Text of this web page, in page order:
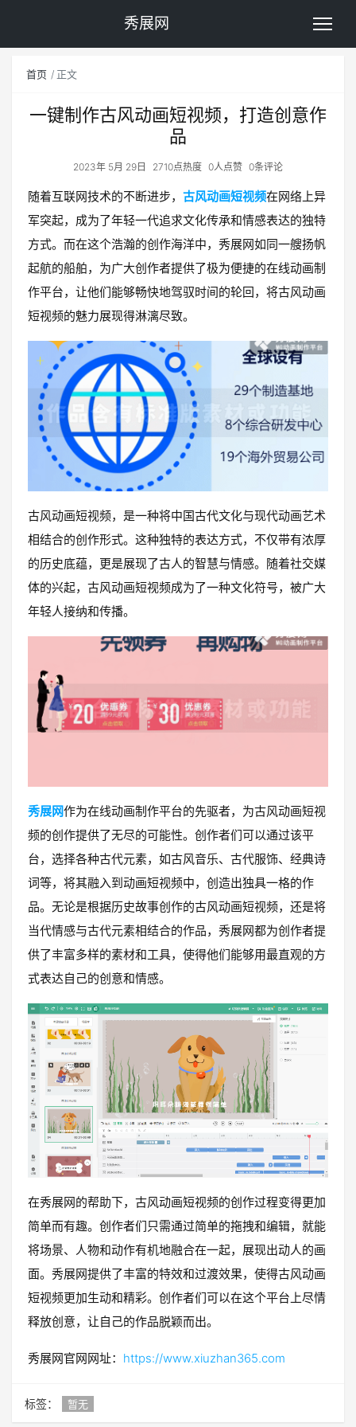
秀展网
首页 正文
一键制作古风动画短视频，打造创意作
品
2023年 5月 29日 2710点热度 0人点赞 0条评论
随着互联网技术的不断进步， 古风动画短视频在网络上异
军突起，成为了年轻一代追求文化传承和情感表达的独特
方式。而在这个浩瀚的创作海洋中，秀展网如同一艘扬帆
起航的船舶，为广大创作者提供了极为便捷的在线动画制
作平台，让他们能够畅快地驾驭时间的轮回，将古风动画
短视频的魅力展现得淋漓尽致。
古风动画短视频，是一种将中国古代文化与现代动画艺术
相结合的创作形式。这种独特的表达方式，不仅带有浓厚
的历史底蕴，更是展现了古人的智慧与情感。随着社交媒
体的兴起，古风动画短视频成为了一种文化符号，被广大
年轻人接纳和传播。
秀展网作为在线动画制作平台的先驱者，为古风动画短视
频的创作提供了无尽的可能性。创作者们可以通过该平
台，选择各种古代元素，如古风音乐、古代服饰、经典诗
词等，将其融入到动画短视频中，创造出独具一格的作
品。无论是根据历史故事创作的古风动画短视频，还是将
当代情感与古代元素相结合的作品，秀展网都为创作者提
供了丰富多样的素材和工具，使得他们能够用最直观的方
式表达自己的创意和情感。
在秀展网的帮助下，古风动画短视频的创作过程变得更加
简单而有趣。创作者们只需通过简单的拖拽和编辑，就能
将场景、人物和动作有机地融合在一起，展现出动人的画
面。秀展网提供了丰富的特效和过渡效果，使得古风动画
短视频更加生动和精彩。创作者们可以在这个平台上尽情
释放创意，让自己的作品脱颖而出。
秀展网官网网址： https://www.xiuzhan365.com
标签： 暂无